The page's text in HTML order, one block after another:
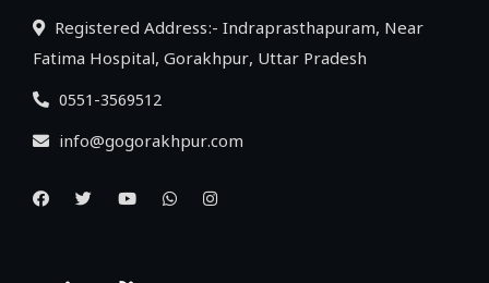
Registered Address:- Indraprasthapuram, Near
Fatima Hospital, Gorakhpur, Uttar Pradesh
0551-3569512
info@gogorakhpur.com